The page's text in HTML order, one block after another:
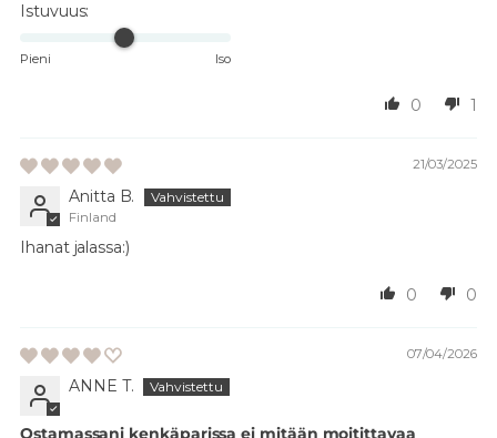
Istuvuus:
Pieni Iso
0 1
21/03/2025
Anitta B.
Finland
Ihanat jalassa:)
0 0
07/04/2026
ANNE T.
Ostamassani kenkäparissa ei mitään moitittavaa